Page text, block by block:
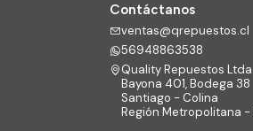
Contáctanos
ventas@qrepuestos.cl
56948863538
Quality Repuestos Ltda
Bayona 401, Bodega 38
Santiago - Colina
Región Metropolitana -